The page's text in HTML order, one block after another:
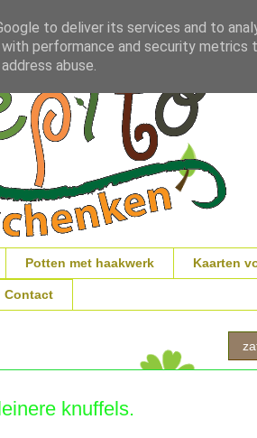
Potten met haakwerk Kaarten
Contact
knuffels.
to deliver its services and to
performance and security
abuse.